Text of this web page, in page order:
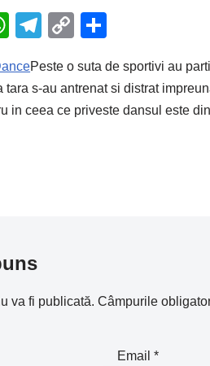
W
at
s
T
e
gr
C
p
y
ta
je
Peste o suta de sportivi au
tara s-au antrenat si distrat
in ceea ce priveste dansul este
va fi publicată. Câmpurile
Email*